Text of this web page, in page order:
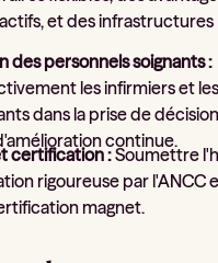
et des infrastructures
des personnels soignants :
les infirmiers et
dans la prise de
continue.
certification :Soumettre
rigoureuse par l'ANCC
magnet.